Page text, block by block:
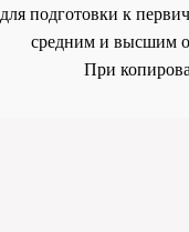
подготовки к
средним и высшим
При